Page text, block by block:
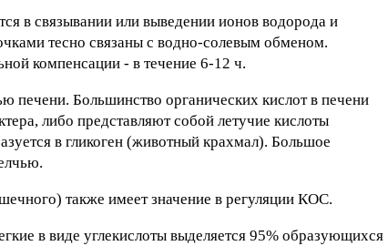
в связывании или выведении ионов водорода и
тесно связаны с водно-солевым обменом.
компенсации - в течение 6-12 ч.
печени. Большинство органических кислот в печени
либо представляют собой летучие кислоты
в гликоген (животный крахмал). Большое
также имеет значение в регуляции КОС.
в виде углекислоты выделяется 95% образующихся